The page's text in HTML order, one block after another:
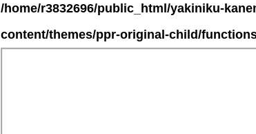
/home/r3832696/public_html/yakiniku-
content/themes/ppr-original-child/